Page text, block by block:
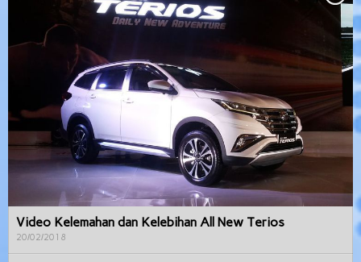
Video Kelemahan dan Kelebihan All New Terios
20/02/2018